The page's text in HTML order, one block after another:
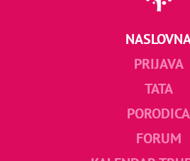
PRIJAVA
TATA
PORODICA
FORUM